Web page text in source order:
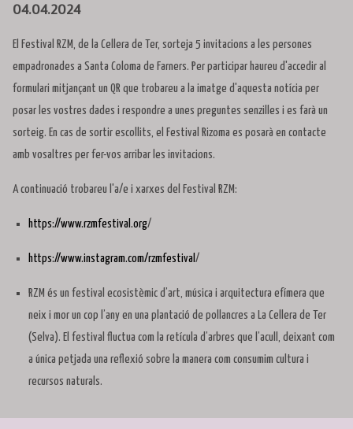
04.04.2024
El Festival RZM, de la Cellera de Ter, sorteja 5 invitacions a les persones
empadronades a Santa Coloma de Farners. Per participar haureu d'accedir al
formulari mitjançant un QR que trobareu a la imatge d'aquesta notícia per
posar les vostres dades i respondre a unes preguntes senzilles i es farà un
sorteig. En cas de sortir escollits, el Festival Rizoma es posarà en contacte
amb vosaltres per fer-vos arribar les invitacions.
A continuació trobareu l'a/e i xarxes del Festival RZM:
https://www.rzmfestival.org/
https://www.instagram.com/rzmfestival /
RZM és un festival ecosistèmic d’art, música i arquitectura efímera que
neix i mor un cop l’any en una plantació de pollancres a La Cellera de Ter
(Selva). El festival fluctua com la retícula d’arbres que l’acull, deixant com
a única petjada una reflexió sobre la manera com consumim cultura i
recursos naturals.